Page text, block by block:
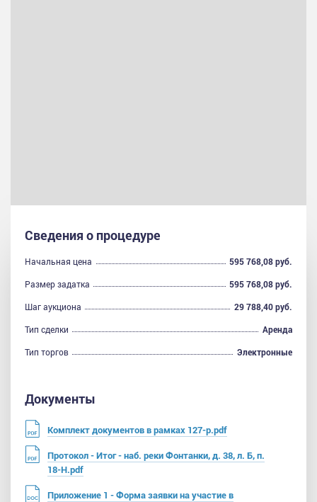
Сведения о процедуре
Начальная цена
595 768,08 руб.
Размер задатка
595 768,08 руб.
Шаг аукциона
29 788,40 руб.
Тип сделки
Аренда
Тип торгов
Электронные
Документы
Комплект документов в рамках 127-р.pdf
Протокол - Итог - наб. реки Фонтанки, д. 38, л. Б, п.
18-Н.pdf
Приложение 1 - Форма заявки на участие в